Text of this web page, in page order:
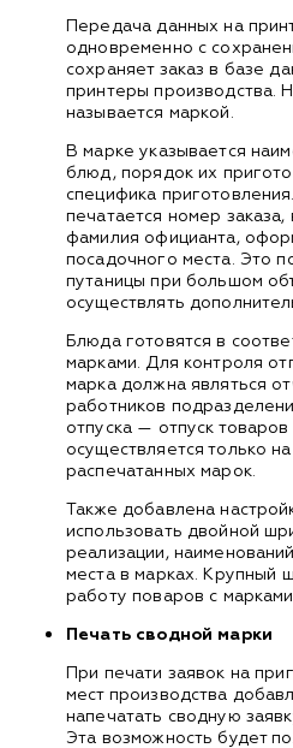
Передача данных на
одновременно с
сохраняет заказ в базе
принтеры производства.
называется маркой.
В марке указывается
блюд, порядок их
специфика
печатается номер
фамилия официанта,
посадочного места. Это
путаницы при большом
осуществлять
Блюда готовятся в
марками. Для контроля
марка должна являться
работников
отпуска — отпуск
осуществляется только
распечатанных марок.
Также добавлена
использовать двойной
реализации,
места в марках. Крупный
работу поваров с
Печать сводной марки
При печати заявок на
мест производства
напечатать сводную
Эта возможность будет